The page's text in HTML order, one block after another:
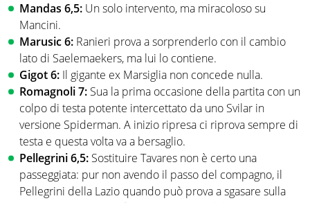
Mandas 6,5: Un solo intervento, ma miracoloso su
Mancini.
Marusic 6: Ranieri prova a sorprenderlo con il cambio
lato di Saelemaekers, ma lui lo contiene.
Gigot 6: Il gigante ex Marsiglia non concede nulla.
Romagnoli 7: Sua la prima occasione della partita con un
colpo di testa potente intercettato da uno Svilar in
versione Spiderman. A inizio ripresa ci riprova sempre di
testa e questa volta va a bersaglio.
Pellegrini 6,5: Sostituire Tavares non è certo una
passeggiata: pur non avendo il passo del compagno, il
Pellegrini della Lazio quando può prova a sgasare sulla